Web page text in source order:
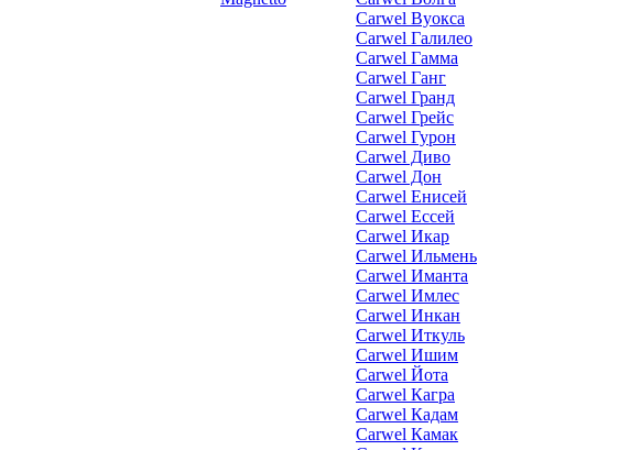
Carwel Вуокса
Carwel Галилео
Carwel Гамма
Carwel Ганг
Carwel Гранд
Carwel Грейс
Carwel Гурон
Carwel Диво
Carwel Дон
Carwel Енисей
Carwel Ессей
Carwel Икар
Carwel Ильмень
Carwel Иманта
Carwel Имлес
Carwel Инкан
Carwel Иткуль
Carwel Ишим
Carwel Йота
Carwel Кагра
Carwel Кадам
Carwel Камак